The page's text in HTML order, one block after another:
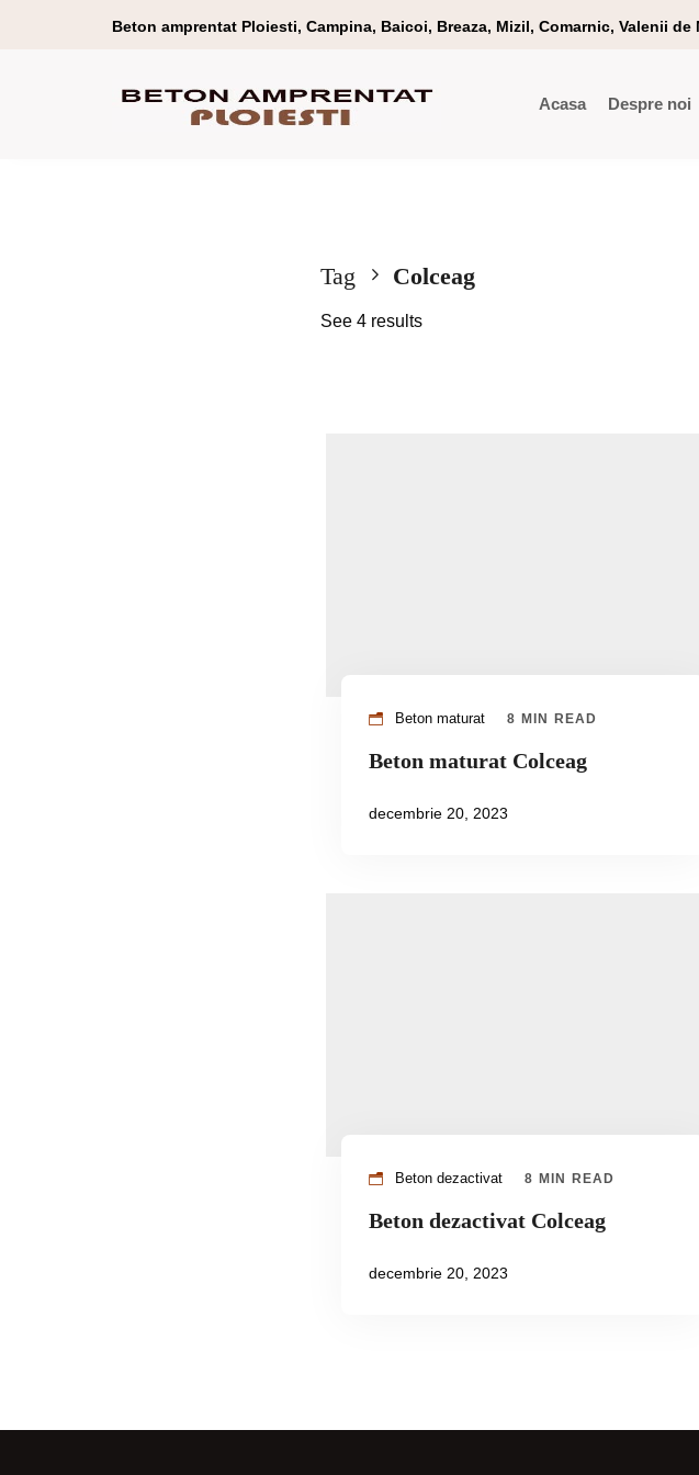
Beton amprentat Ploiesti, Campina, Baicoi, Breaza, Mizil, Comarnic, Valenii de
Acasa Despre noi
Tag Colceag
See 4 results
Beton maturat 8 MIN READ
Beton maturat Colceag
decembrie 20, 2023
Beton dezactivat 8 MIN READ
Beton dezactivat Colceag
decembrie 20, 2023